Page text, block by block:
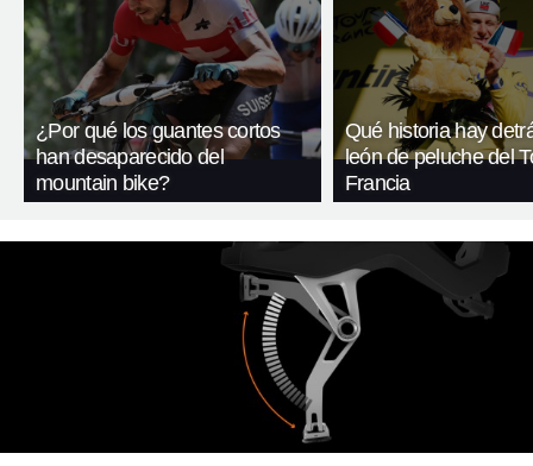
¿Por qué los guantes cortos
han desaparecido del
mountain bike?
Qué historia hay
león de peluche del
Francia